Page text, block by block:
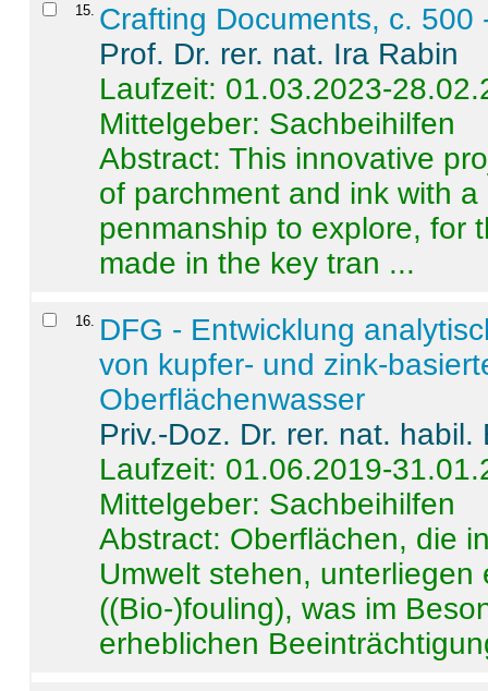
15 Crafting Documents, c. 500
Prof. Dr. rer. nat. Ira Rabin
Laufzeit: 01.03.2023-
Mittelgeber: Sachbeihilfen
Abstract:This innovative
of parchment and ink with
penmanship to explore, for
made in the key tran ...
16
DFG - Entwicklung
von kupfer- und zink-
Oberflächenwasser
Priv.-Doz. Dr. rer. nat.
Laufzeit: 01.06.2019-
Mittelgeber: Sachbeihilfen
Abstract: Oberflächen, die
Umwelt stehen,
((Bio-)fouling), was im
erheblichen